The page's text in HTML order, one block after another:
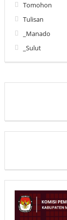
Tomohon
Tulisan
_Manado
_Sulut